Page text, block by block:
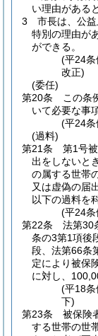
い理由がある
3
市長は、公
特別の理由が
ができる。
(平24条
改正)
(委任)
第20条
この条
いて必要な事
(平24条
(過料)
第21条
第1号
出をしないとき
の属する世帯
又は虚偽の届
以下の過料を
(平24条
第22条
法第30
条の3第1項後
段、法第66条
定により被保
に対し、
(平18
下)
第23条
被保険
する世帯の世